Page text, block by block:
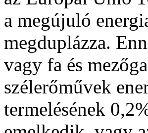
a megújuló
megduplázza.
vagy fa és
szélerőművek
termelésének